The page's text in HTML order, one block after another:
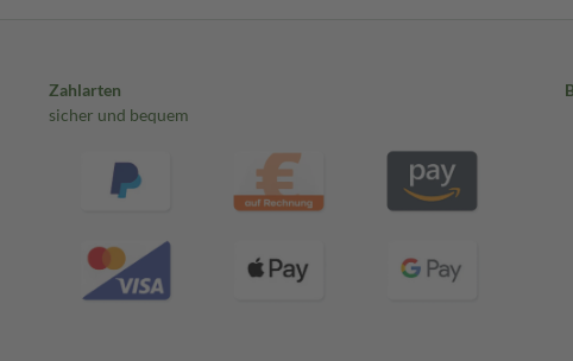
Zahlarten
sicher und bequem